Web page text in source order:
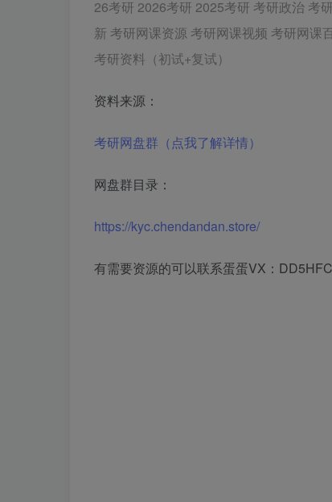
26考研 2026考研 2025考研 考研政治 考
新 考研网课资源 考研网课视频 考研网课
考研资料（初试+复试）
资料来源：
考研网盘群（点我了解详情）
网盘群目录：
https://kyc.chendandan.store/
有需要资源的可以联系蛋蛋VX：